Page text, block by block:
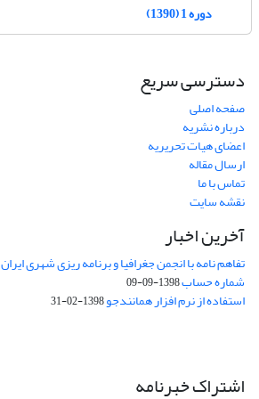
دوره 1 (1390)
دسترسی سریع
صفحه اصلی
درباره نشریه
اعضای هیات تحریریه
ارسال مقاله
تماس با ما
نقشه سایت
آخرین اخبار
تفاهم نامه با انجمن جغرافیا و برنامه ریزی شهری ایران
شماره حساب1398-09-09
استفاده از نرم افزار همانندجو1398-02-31
اشتراک خبرنامه